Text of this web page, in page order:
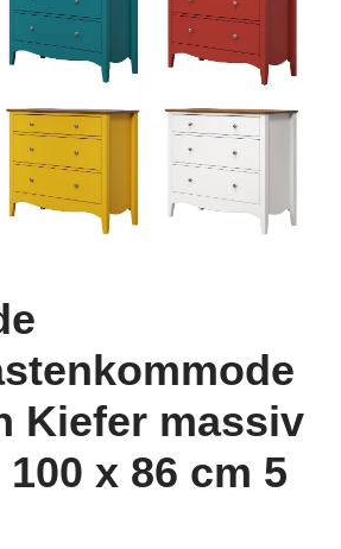
Kiefer massiv
x 86 cm 5